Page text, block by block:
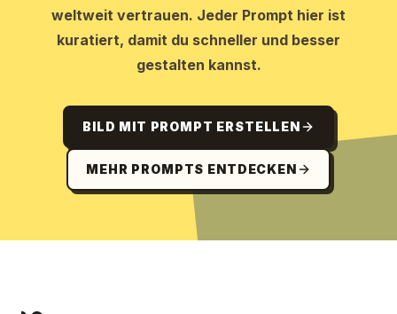
weltweit vertrauen. Jeder Prompt hier ist
kuratiert, damit du schneller und besser
gestalten kannst.
BILD MIT PROMPT ERSTELLEN
MEHR PROMPTS ENTDECKEN